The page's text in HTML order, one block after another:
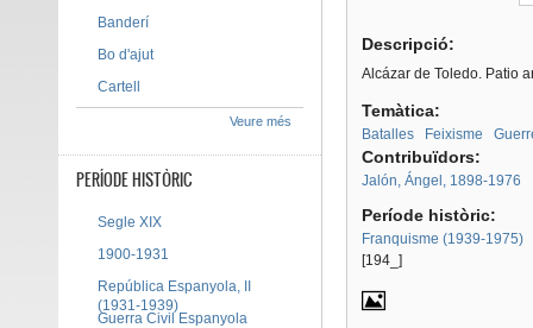
Descripció:
Alcázar de Toledo. Patio
Temàtica:
Batalles Feixisme
Contribuïdors:
Jalón, Ángel, 1898-1976
Període històric:
Franquisme (1939-1975)
[194_]
Banderí
Bo d'ajut
Cartell
Veure més
PERÍODE HISTÒRIC
Segle XIX
1900-1931
República Espanyola, II
(1931-1939)
Guerra Civil Espanyola